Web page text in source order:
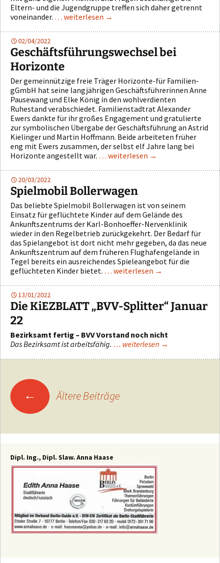
Eltern- und die Jugendgruppe treffen sich daher getrennt
voneinander. … weiterlesen →
02/04/2022
Geschäftsführungswechsel bei
Horizonte
Der gemeinnützige freie Träger Horizonte-für Familien-
gGmbH hat seine langjährigen Geschäftsführerinnen Anne
Pausewang und Elke König in den wohlverdienten
Ruhestand verabschiedet. Familienstadtrat Alexander
Ewers dankte für ihr großes Engagement und gratulierte
zur symbolischen Übergabe der Geschäftsführung an Astrid
Kielinger und Martin Hoffmann. Beide arbeiteten früher
eng mit Ewers zusammen, der selbst elf Jahre lang bei
Horizonte angestellt war. … weiterlesen →
20/03/2022
Spielmobil Bollerwagen
Das beliebte Spielmobil Bollerwagen ist von seinem
Einsatz für geflüchtete Kinder auf dem Gelände des
Ankunftszentrums der Karl-Bonhoeffer-Nervenklinik
wieder in den Regelbetrieb zurückgekehrt. Der Bedarf für
das Spielangebot ist dort nicht mehr gegeben, da das neue
Ankunftszentrum auf dem früheren Flughafengelände in
Tegel bereits ein ausreichendes Spieleangebot für die
geflüchteten Kinder bietet. … weiterlesen →
13/01/2022
Die KiEZBLATT „BVV-Splitter“ Januar
22
Bezirksamt fertig – BVV Vorstand noch nicht
Das Bezirksamt ist arbeitsfähig. … weiterlesen →
Beitragsnavigation
← Ältere Beiträge
Dipl. Ing., Dipl. Slaw. Anna Haase